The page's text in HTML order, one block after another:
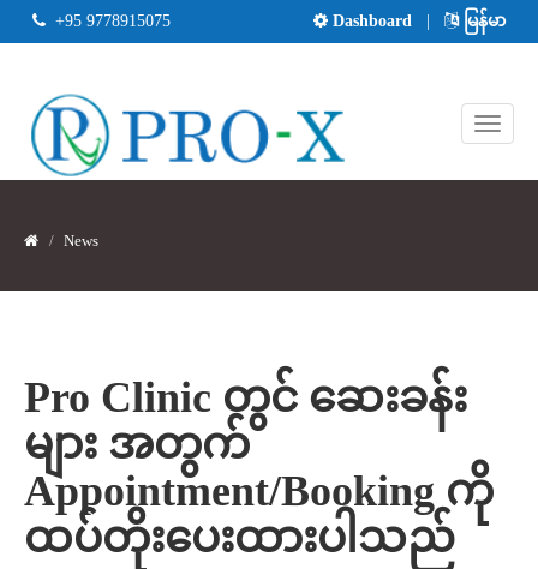
Dashboard မြန်မာ
+95 9778915075
News
Pro Clinic တွင် ဆေးခန်း
များ အတွက်
Appointment/Booking ကို
ထပ်တိုးပေးထားပါသည်